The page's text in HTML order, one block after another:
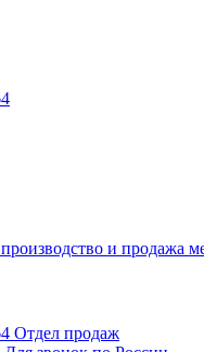
Отдел продаж